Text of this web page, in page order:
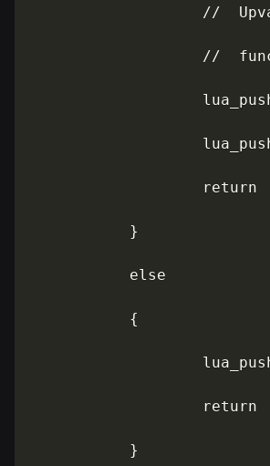
//
//
return
           }
           else
           {
return
           }